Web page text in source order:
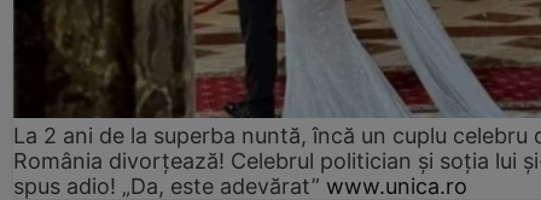
La 2 ani de la superba nuntă, încă un cuplu celebru
România divorțează! Celebrul politician și soția lui
spus adio! „Da, este adevărat” www.unica.ro